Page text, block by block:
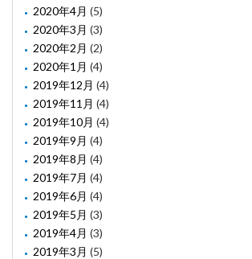
2020年4月 (5)
2020年3月 (3)
2020年2月 (2)
2020年1月 (4)
2019年12月 (4)
2019年11月 (4)
2019年10月 (4)
2019年9月 (4)
2019年8月 (4)
2019年7月 (4)
2019年6月 (4)
2019年5月 (3)
2019年4月 (3)
2019年3月 (5)